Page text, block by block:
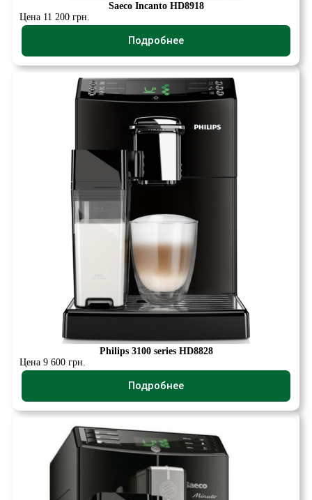
Saeco Incanto HD8918
Цена 11 200 грн.
Подробнее
Philips 3100 series HD8828
Цена 9 600 грн.
Подробнее